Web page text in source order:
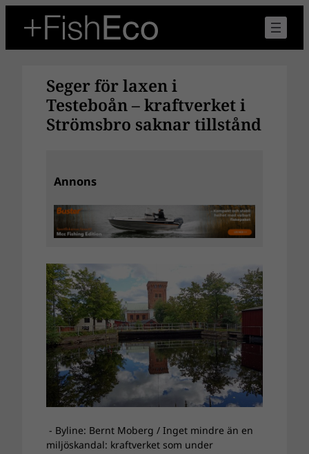
innehåll
Seger för laxen i
Testeboån – kraftverket i
Strömsbro saknar tillstånd
Annons
- Byline: Bernt Moberg / Inget mindre än en
miljöskandal: kraftverket som under